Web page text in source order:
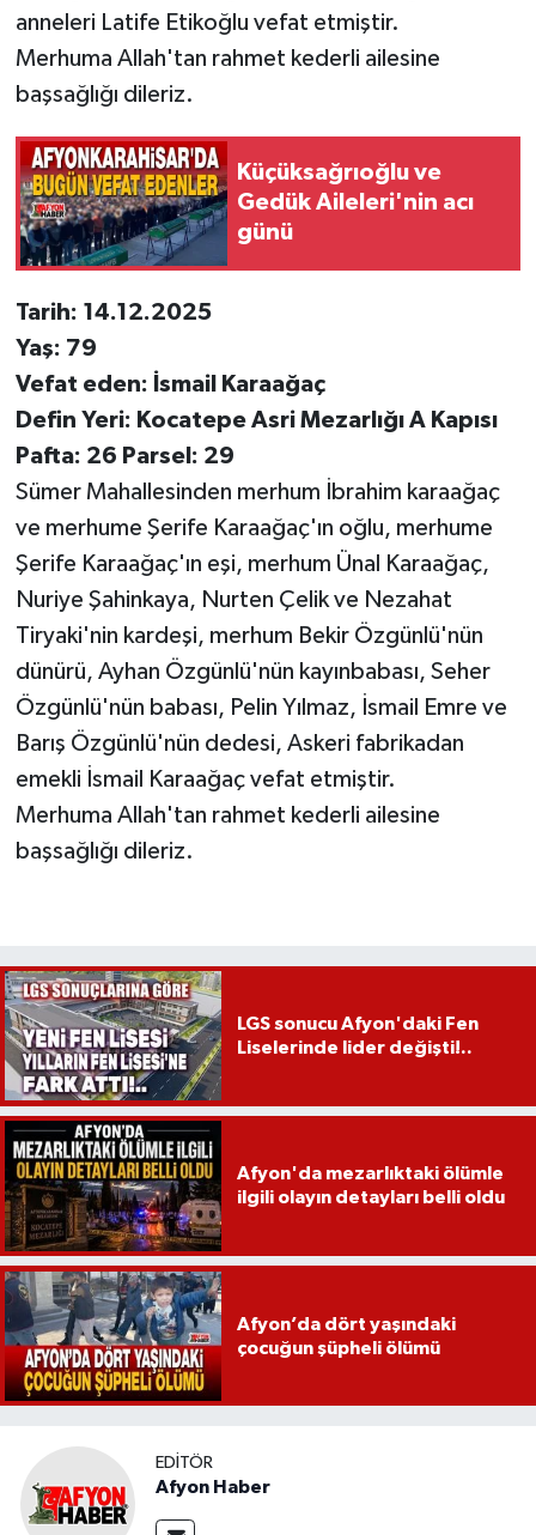
anneleri Latife Etikoğlu vefat etmiştir.
Merhuma Allah'tan rahmet kederli ailesine
başsağlığı dileriz.
Küçüksağrıoğlu ve
Gedük Aileleri'nin acı
günü
Tarih: 14.12.2025
Yaş: 79
Vefat eden: İsmail Karaağaç
Defin Yeri: Kocatepe Asri Mezarlığı A Kapısı
Pafta: 26 Parsel: 29
Sümer Mahallesinden merhum İbrahim karaağaç
ve merhume Şerife Karaağaç'ın oğlu, merhume
Şerife Karaağaç'ın eşi, merhum Ünal Karaağaç,
Nuriye Şahinkaya, Nurten Çelik ve Nezahat
Tiryaki'nin kardeşi, merhum Bekir Özgünlü'nün
dünürü, Ayhan Özgünlü'nün kayınbabası, Seher
Özgünlü'nün babası, Pelin Yılmaz, İsmail Emre ve
Barış Özgünlü'nün dedesi, Askeri fabrikadan
emekli İsmail Karaağaç vefat etmiştir.
Merhuma Allah'tan rahmet kederli ailesine
başsağlığı dileriz.
LGS sonucu Afyon'daki Fen
Liselerinde lider değişti!..
Afyon'da mezarlıktaki ölümle
ilgili olayın detayları belli oldu
Afyon’da dört yaşındaki
çocuğun şüpheli ölümü
EDITÖR
Afyon Haber